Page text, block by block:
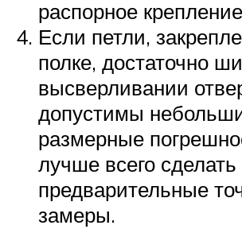
распорное
Если петли,
полке, достаточно
высверливании
допустимы
размерные
лучше всего сделать
предварительные
замеры.